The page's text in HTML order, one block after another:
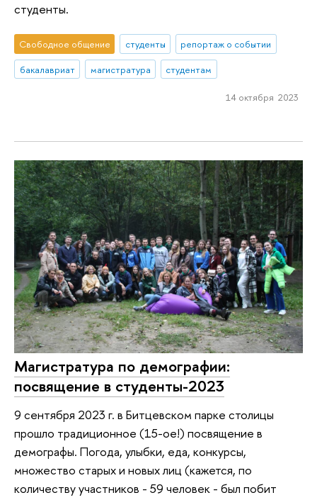
студенты.
Свободное общение студенты
репортаж о событии
бакалавриат
магистратура студентам
14 октября 2023
Магистратура по демографии:
посвящение в студенты-2023
9 сентября 2023 г. в Битцевском парке столицы
прошло традиционное (15-ое!) посвящение в
демографы. Погода, улыбки, еда, конкурсы,
множество старых и новых лиц (кажется, по
количеству участников - 59 человек - был побит